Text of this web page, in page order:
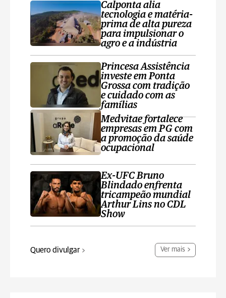
Calponta alia
tecnologia e matéria-
prima de alta pureza
para impulsionar o
agro e a indústria
Princesa Assistência
investe em Ponta
Grossa com tradição
e cuidado com as
famílias
Medvitae fortalece
empresas em PG com
a promoção da saúde
ocupacional
Ex-UFC Bruno
Blindado enfrenta
tricampeão mundial
Arthur Lins no CDL
Show
Quero divulgar Ver mais